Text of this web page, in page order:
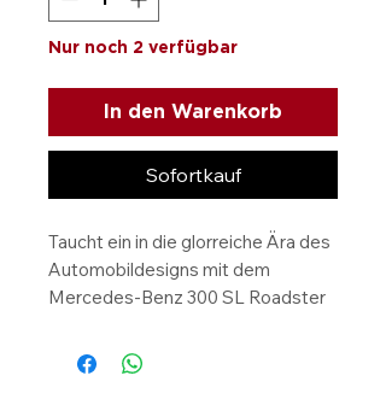
Nur noch 2 verfügbar
In den Warenkorb
Sofortkauf
Taucht ein in die glorreiche Ära des
Automobildesigns mit dem
Mercedes-Benz 300 SL Roadster
leidenschaftlichem Rot. Diese
detailgetreue Nachbildung im